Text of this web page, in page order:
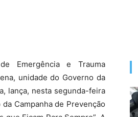
Emergência e Trauma
unidade do Governo da
lança, nesta segunda-feira
da Campanha de Prevenção